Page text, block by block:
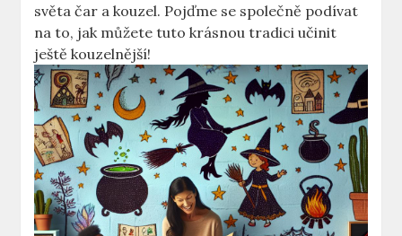
světa čar a kouzel. Pojďme se společně podívat
na to, jak můžete tuto krásnou tradici učinit
ještě kouzelnější!